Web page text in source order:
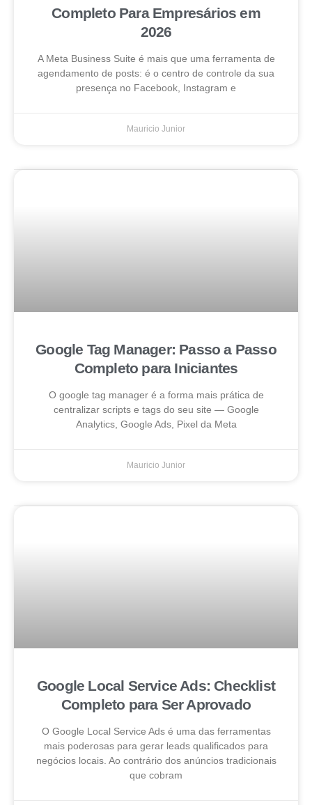
Completo Para Empresários em
2026
A Meta Business Suite é mais que uma ferramenta de
agendamento de posts: é o centro de controle da sua
presença no Facebook, Instagram e
Mauricio Junior
Google Tag Manager: Passo a Passo
Completo para Iniciantes
O google tag manager é a forma mais prática de
centralizar scripts e tags do seu site — Google
Analytics, Google Ads, Pixel da Meta
Mauricio Junior
Google Local Service Ads: Checklist
Completo para Ser Aprovado
O Google Local Service Ads é uma das ferramentas
mais poderosas para gerar leads qualificados para
negócios locais. Ao contrário dos anúncios tradicionais
que cobram